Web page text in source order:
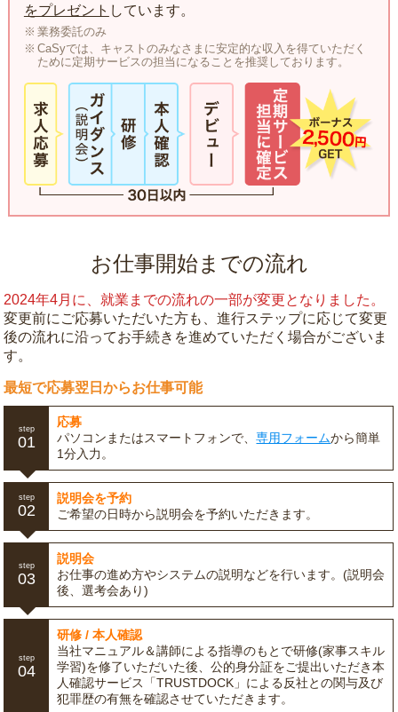
をプレゼント しています。
業務委託のみ
CaSyでは、キャストのみなさまに安定的な収入を得ていただく
ために定期サービスの担当になることを推奨しております。
お仕事開始までの流れ
2024年4月に、就業までの流れの一部が変更となりました。
変更前にご応募いただいた方も、進行ステップに応じて変更
後の流れに沿ってお手続きを進めていただく場合がございま
す。
最短で応募翌日からお仕事可能
step
01
応募
パソコンまたはスマートフォンで、専用フォームから簡単
1分入力。
step
02
説明会を予約
ご希望の日時から説明会を予約いただきます。
step
03
説明会
お仕事の進め方やシステムの説明などを行います。(説明会
後、選考会あり)
step
04
研修 / 本人確認
当社マニュアル＆講師による指導のもとで研修(家事スキル
学習)を修了いただいた後、公的身分証をご提出いただき本
人確認サービス「TRUSTDOCK」による反社との関与及び
犯罪歴の有無を確認させていただきます。